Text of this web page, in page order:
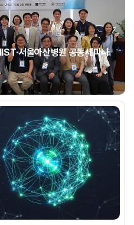
서울아산병원 공동세미나